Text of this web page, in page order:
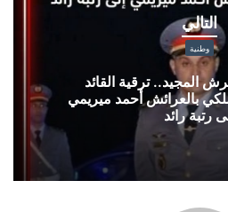
التالي
وطنية
المجيد.. ترقية القائد
بالعرائش أحمد ميريمي
رتبة رائد